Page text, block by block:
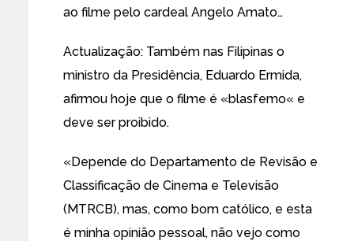
ao filme pelo cardeal Angelo Amato…
Actualização: Também nas Filipinas o
ministro da Presidência, Eduardo Ermida,
afirmou hoje que o filme é «blasfemo« e
deve ser proibido.
«Depende do Departamento de Revisão e
Classificação de Cinema e Televisão
(MTRCB), mas, como bom católico, e esta
é minha opinião pessoal, não vejo como